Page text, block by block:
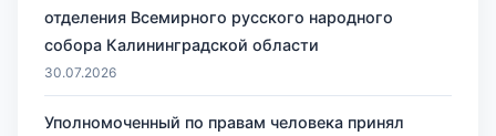
отделения Всемирного русского народного
собора Калининградской области
30.07.2026
Уполномоченный по правам человека принял